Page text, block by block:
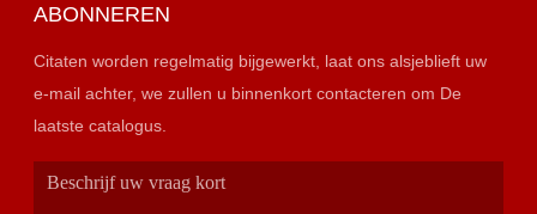
ABONNEREN
Citaten worden regelmatig bijgewerkt, laat ons alsjeblieft uw
e-mail achter, we zullen u binnenkort contacteren om De
laatste catalogus.